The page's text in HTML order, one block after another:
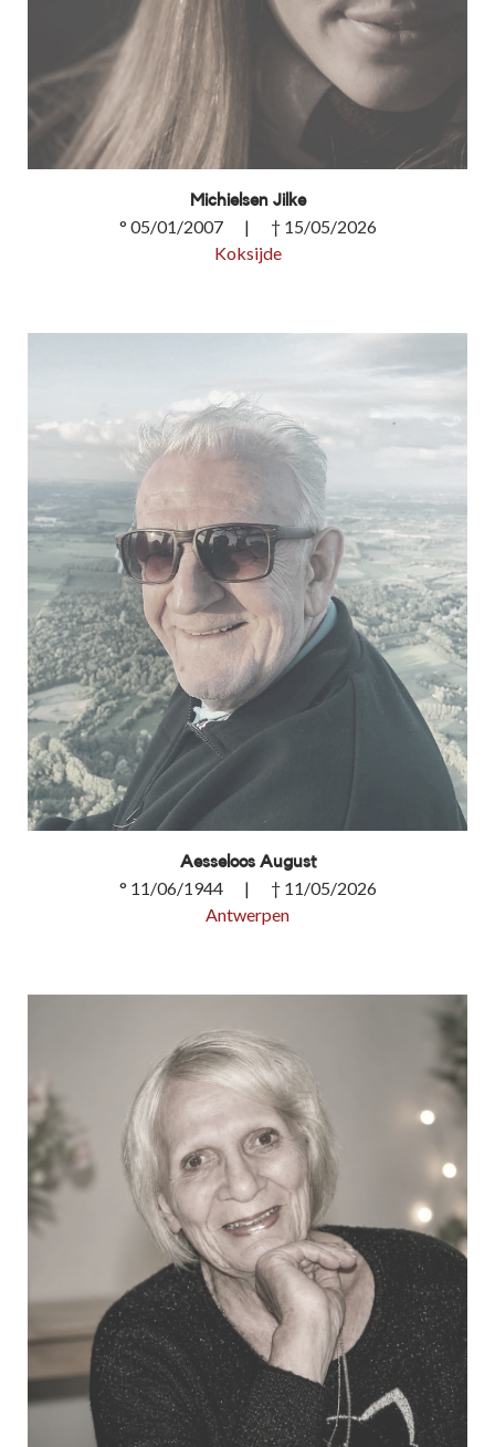
Michielsen Jilke
Michielsen Jilke
° 05/01/2007 | † 15/05/2026
Koksijde
Aesseloos August
Aesseloos August
° 11/06/1944 | † 11/05/2026
Antwerpen